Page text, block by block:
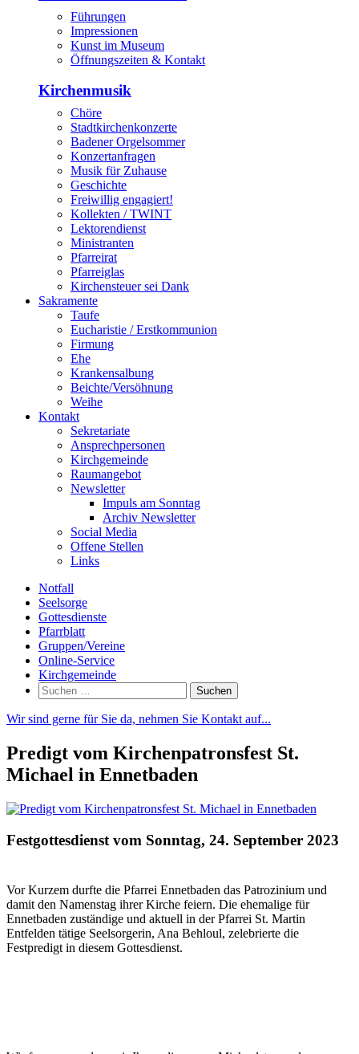
Führungen
Impressionen
Kunst im Museum
Öffnungszeiten & Kontakt
Kirchenmusik
Chöre
Stadtkirchenkonzerte
Badener Orgelsommer
Konzertanfragen
Musik für Zuhause
Geschichte
Freiwillig engagiert!
Kollekten / TWINT
Lektorendienst
Ministranten
Pfarreirat
Pfarreiglas
Kirchensteuer sei Dank
Sakramente
Taufe
Eucharistie / Erstkommunion
Firmung
Ehe
Krankensalbung
Beichte/Versöhnung
Weihe
Kontakt
Sekretariate
Ansprechpersonen
Kirchgemeinde
Raumangebot
Newsletter
Impuls am Sonntag
Archiv Newsletter
Social Media
Offene Stellen
Links
Notfall
Seelsorge
Gottesdienste
Pfarrblatt
Gruppen/Vereine
Online-Service
Kirchgemeinde
Suchen
nach:
Wir sind gerne für Sie da, nehmen Sie Kontakt auf...
Predigt vom Kirchenpatronsfest St.
Michael in Ennetbaden
Festgottesdienst vom Sonntag, 24. September 2023
Vor Kurzem durfte die Pfarrei Ennetbaden das Patrozinium und
damit den Namenstag ihrer Kirche feiern. Die ehemalige für
Ennetbaden zuständige und aktuell in der Pfarrei St. Martin
Entfelden tätige Seelsorgerin, Ana Behloul, zelebrierte die
Festpredigt in diesem Gottesdienst.